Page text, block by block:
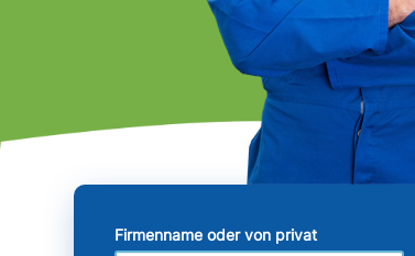
Firmenname oder von privat